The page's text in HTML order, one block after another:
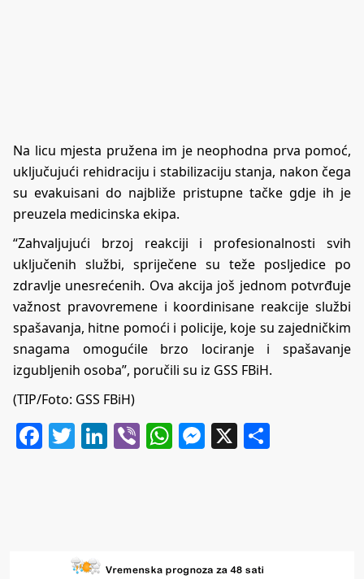
Na licu mjesta pružena im je neophodna prva pomoć,
uključujući rehidraciju i stabilizaciju stanja, nakon čega
su evakuisani do najbliže pristupne tačke gdje ih je
preuzela medicinska ekipa.
“Zahvaljujući brzoj reakciji i profesionalnosti svih
uključenih službi, spriječene su teže posljedice po
zdravlje unesrećenih. Ova akcija još jednom potvrđuje
važnost pravovremene i koordinisane reakcije službi
spašavanja, hitne pomoći i policije, koje su zajedničkim
snagama omogućile brzo lociranje i spašavanje
izgubljenih osoba”, poručili su iz GSS FBiH.
(TIP/Foto: GSS FBiH)
Facebook
Twitter
LinkedIn
ViberWhatsApp
Messenger
X